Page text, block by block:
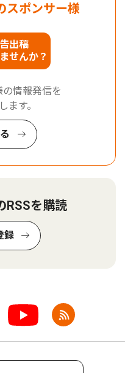
スポンサー様
出稿
せんか？
情報発信を
ます。
RSSを購読
録